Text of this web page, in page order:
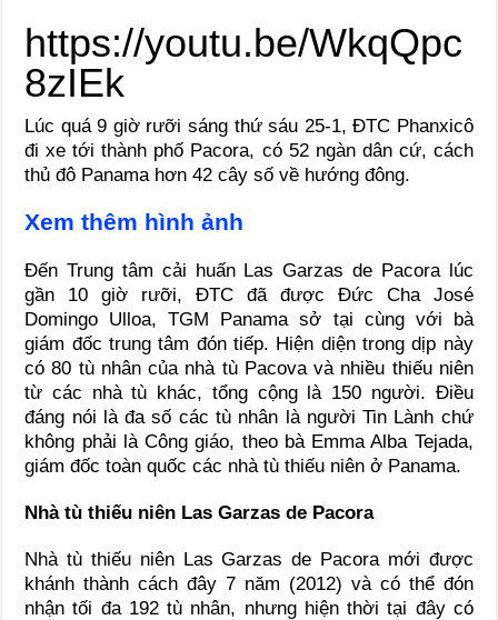
https://youtu.be/WkqQpc
8zIEk
Lúc quá 9 giờ rưỡi sáng thứ sáu 25-1, ĐTC Phanxicô
đi xe tới thành phố Pacora, có 52 ngàn dân cứ, cách
thủ đô Panama hơn 42 cây số về hướng đông.
Xem thêm hình ảnh
Đến Trung tâm cải huấn Las Garzas de Pacora lúc
gần 10 giờ rưỡi, ĐTC đã được Đức Cha José
Domingo Ulloa, TGM Panama sở tại cùng với bà
giám đốc trung tâm đón tiếp. Hiện diện trong dịp này
có 80 tù nhân của nhà tù Pacova và nhiều thiếu niên
từ các nhà tù khác, tổng cộng là 150 người. Điều
đáng nói là đa số các tù nhân là người Tin Lành chứ
không phải là Công giáo, theo bà Emma Alba Tejada,
giám đốc toàn quốc các nhà tù thiếu niên ở Panama.
Nhà tù thiếu niên Las Garzas de Pacora
Nhà tù thiếu niên Las Garzas de Pacora mới được
khánh thành cách đây 7 năm (2012) và có thể đón
nhận tối đa 192 tù nhân, nhưng hiện thời tại đây có